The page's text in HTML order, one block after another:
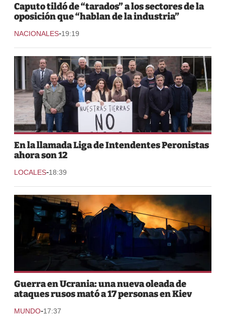
Caputo tildó de “tarados” a los sectores de la
oposición que “hablan de la industria”
NACIONALES-19:19
En la llamada Liga de Intendentes Peronistas
ahora son 12
LOCALES-18:39
Guerra en Ucrania: una nueva oleada de
ataques rusos mató a 17 personas en Kiev
MUNDO-17:37